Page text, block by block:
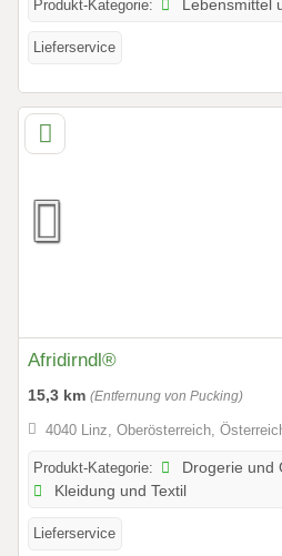
Produkt-Kategorie: Lebensmittel
Lieferservice
Afridirndl®️
15,3 km (Entfernung von Pucking)
4040 Linz, Oberösterreich,
Produkt-Kategorie:
Drogerie und
Kleidung und Textil
Lieferservice